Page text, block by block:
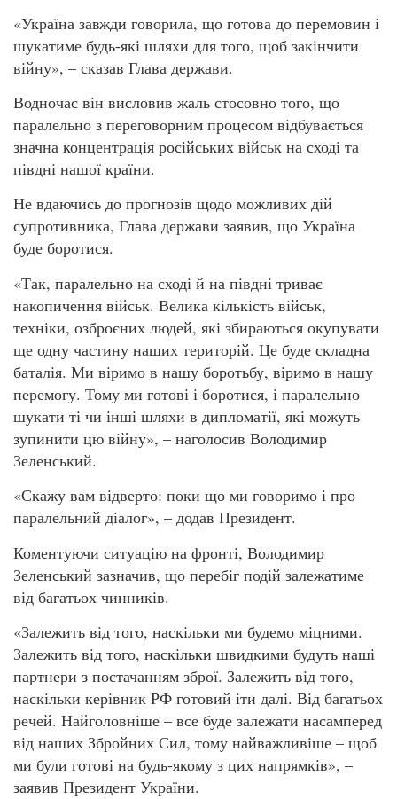
«Україна завжди говорила, що готова до перемовин і
шукатиме будь-які шляхи для того, щоб закінчити
війну», – сказав Глава держави.
Водночас він висловив жаль стосовно того, що
паралельно з переговорним процесом відбувається
значна концентрація російських військ на сході та
півдні нашої країни.
Не вдаючись до прогнозів щодо можливих дій
супротивника, Глава держави заявив, що Україна
буде боротися.
«Так, паралельно на сході й на півдні триває
накопичення військ. Велика кількість військ,
техніки, озброєних людей, які збираються окупувати
ще одну частину наших територій. Це буде складна
баталія. Ми віримо в нашу боротьбу, віримо в нашу
перемогу. Тому ми готові і боротися, і паралельно
шукати ті чи інші шляхи в дипломатії, які можуть
зупинити цю війну», – наголосив Володимир
Зеленський.
«Скажу вам відверто: поки що ми говоримо і про
паралельний діалог», – додав Президент.
Коментуючи ситуацію на фронті, Володимир
Зеленський зазначив, що перебіг подій залежатиме
від багатьох чинників.
«Залежить від того, наскільки ми будемо міцними.
Залежить від того, наскільки швидкими будуть наші
партнери з постачанням зброї. Залежить від того,
наскільки керівник РФ готовий іти далі. Від багатьох
речей. Найголовніше – все буде залежати насамперед
від наших Збройних Сил, тому найважливіше – щоб
ми були готові на будь-якому з цих напрямків», –
заявив Президент України.